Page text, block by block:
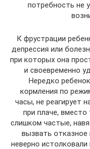
потребность не
К фрустрации
депрессия или
при которых она
и своевременно
Нередко
кормления по
часы, не реагирует
при плаче,
слишком частые,
вызвать отказное
неверно